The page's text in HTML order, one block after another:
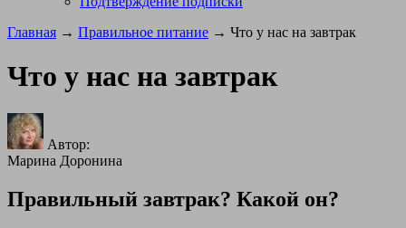
Главная → Правильное питание → Что у нас на завтрак
Что у нас на завтрак
Автор:
Марина Доронина
Правильный завтрак? Какой он?